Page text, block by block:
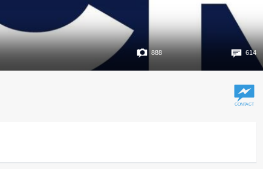
888 614